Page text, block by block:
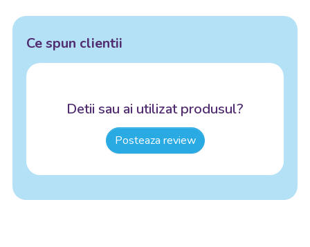
Ce spun clientii
Detii sau ai utilizat produsul?
Posteaza review